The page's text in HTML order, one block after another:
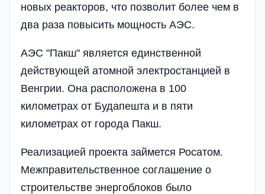
новых реакторов, что позволит более чем в
два раза повысить мощность АЭС.
АЭС "Пакш" является единственной
действующей атомной электростанцией в
Венгрии. Она расположена в 100
километрах от Будапешта и в пяти
километрах от города Пакш.
Реализацией проекта займется Росатом.
Межправительственное соглашение о
строительстве энергоблоков было